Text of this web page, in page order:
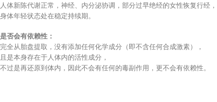
人体新陈代谢正常，神经、内分泌协调，部分过早绝经的女性恢复行经，
身体年轻状态处在稳定持续期。
是否会有依赖性：
完全从胎盘提取，没有添加任何化学成分（即不含任何合成激素），
且是本身存在于人体内的活性成分，
不过是再还原到体内，因此不会有任何的毒副作用，更不会有依赖性。